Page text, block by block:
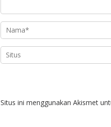
Situs ini menggunakan Akismet